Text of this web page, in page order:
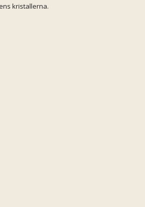
kristallerna.